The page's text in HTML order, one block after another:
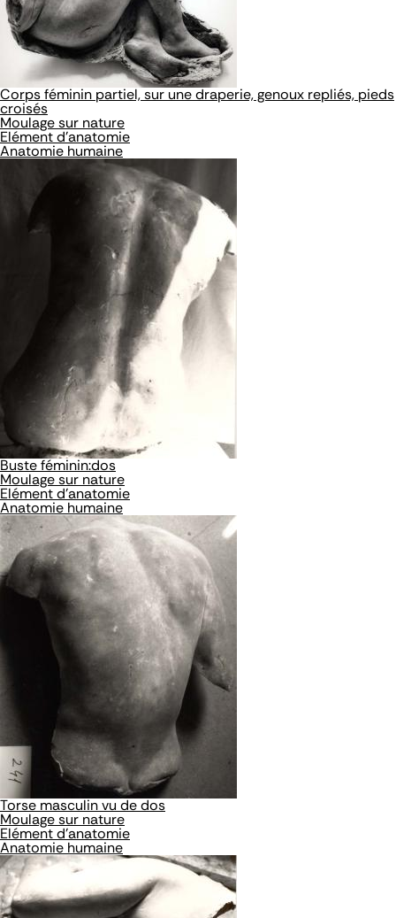
Corps féminin partiel, sur une draperie, genoux repliés, pieds
croisés
Moulage sur nature
Elément d'anatomie
Anatomie humaine
Buste féminin:dos
Moulage sur nature
Elément d'anatomie
Anatomie humaine
Torse masculin vu de dos
Moulage sur nature
Elément d'anatomie
Anatomie humaine